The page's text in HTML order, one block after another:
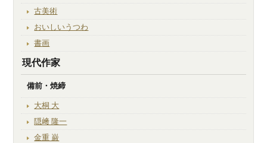
古美術
おいしいうつわ
書画
現代作家
備前・焼締
大桐 大
隠﨑 隆一
金重 巌